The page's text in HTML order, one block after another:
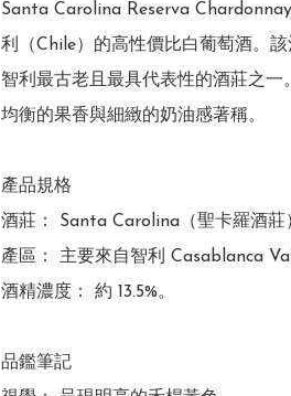
Santa Carolina Reserva
利（Chile）的高性價比白葡萄酒。
智利最古老且最具代表性的酒莊之一
均衡的果香與細緻的奶油感著稱。
產品規格
酒莊： Santa Carolina（聖卡羅酒莊
產區： 主要來自智利 Casablanca
酒精濃度： 約 13.5%。
品鑑筆記